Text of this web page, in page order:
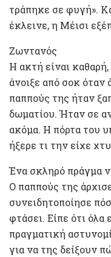
τράπηκε σε φυγή».
έκλεινε, η Μέισι
Ζωντανός
Η ακτή είναι
άνοιξε από σοκ
παππούς της ήταν
δωματίου. Ήταν σε
ακόμα. Η πόρτα του
ήξερε τι την είχε
Ένα σκληρό πράγμα
Ο παππούς της
συνειδητοποίησε
φτάσει. Είπε ότι
πραγματική
για να της δείξουν